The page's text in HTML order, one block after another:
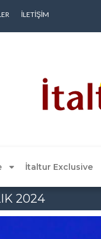
İLETIŞIM
İtaltur Exclusive
2024